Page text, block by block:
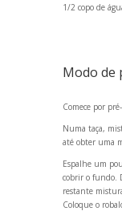
1/2 copo de
Modo de
Comece por
Numa taça,
até obter uma
Espalhe um
cobrir o fundo.
restante
Coloque o